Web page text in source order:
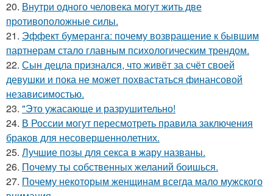
20. Внутри одного человека могут жить две
противоположные силы.
21. Эффект бумеранга: почему возвращение к бывшим
партнерам стало главным психологическим трендом.
22. Сын децла признался, что живёт за счёт своей
девушки и пока не может похвастаться финансовой
независимостью.
23. "Это ужасающе и разрушительно!
24. В России могут пересмотреть правила заключения
браков для несовершеннолетних.
25. Лучшие позы для секса в жару названы.
26. Почему ты собственных желаний боишься.
27. Почему некоторым женщинам всегда мало мужского